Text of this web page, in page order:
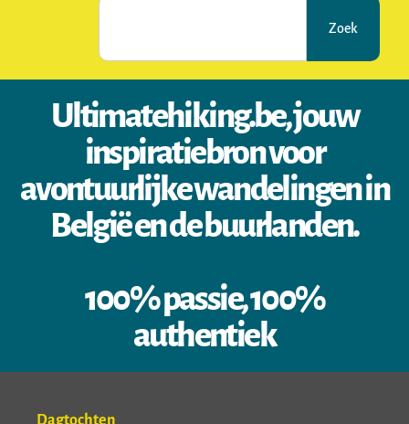
Zoek
Ultimatehiking.be, jouw
inspiratiebron voor
avontuurlijke wandelingen in
België en de buurlanden.
100% passie, 100%
authentiek
Dagtochten